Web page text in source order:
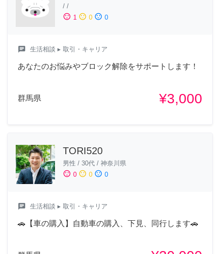
/ /
sentiment_satisfied 1 sentiment_neutral 0 sentiment_dissatisfied 0
chat 生活相談 ▸ 取引・キャリア
あなたのお悩みやブロック解除をサポートします！
群馬県 ¥3,000
TORI520
男性 / 30代 / 神奈川県
sentiment_satisfied 0 sentiment_neutral 0 sentiment_dissatisfied 0
chat 生活相談 ▸ 取引・キャリア
🚗【車の購入】自動車の購入、下見、同行します🚗